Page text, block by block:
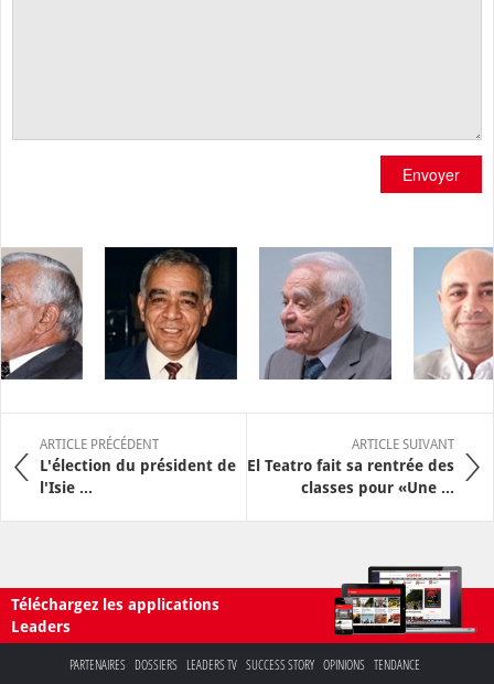
Envoyer
ARTICLE PRÉCÉDENT
L'élection du président de
l'Isie ...
ARTICLE SUIVANT
El Teatro fait sa rentrée des
classes pour «Une ...
Téléchargez les applications
Leaders
PARTENAIRES DOSSIERS LEADERS TV SUCCESS STORY OPINIONS TENDANCE